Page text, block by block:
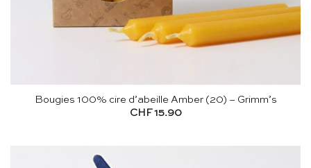
Bougies 100% cire d’abeille Amber (20) – Grimm’s
CHF 15.90